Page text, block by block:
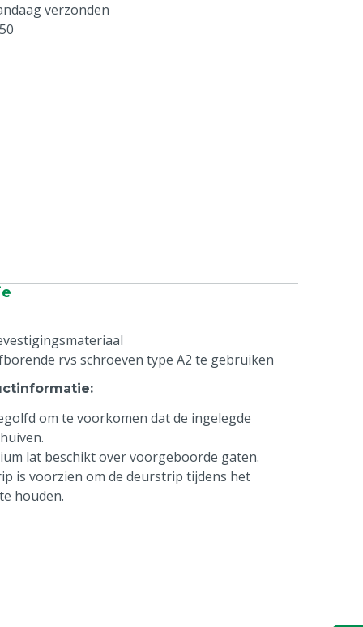
verzonden
rvs schroeven type A2 te gebruiken
:
om te voorkomen dat de ingelegde
lat beschikt over voorgeboorde gaten.
is voorzien om de deurstrip tijdens het
houden.